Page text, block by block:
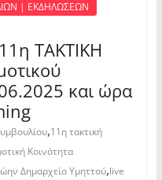
| ΕΚΔΗΛΩΣΕΩΝ
ΤΑΚΤΙΚΗ
και ώρα
,11η τακτική
Κοινότητα
Δημαρχείο Υμηττού,live